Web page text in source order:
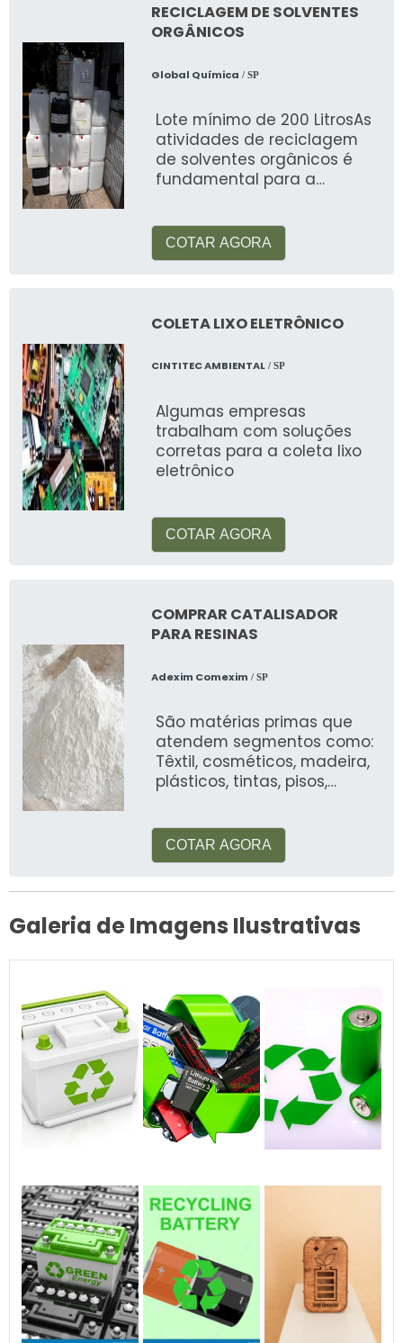
RECICLAGEM DE SOLVENTES
ORGÂNICOS
Global Química / SP
Lote mínimo de 200 LitrosAs
atividades de reciclagem
de solventes orgânicos é
fundamental para a
COTAR AGORA
COLETA LIXO ELETRÔNICO
CINTITEC AMBIENTAL/ SP
Algumas empresas
trabalham com soluções
corretas para a coleta lixo
eletrônico
COTAR AGORA
COMPRAR CATALISADOR
PARA RESINAS
Adexim Comexim / SP
São matérias primas que
atendem segmentos como:
Têxtil, cosméticos, madeira,
plásticos, tintas, pisos,
COTAR AGORA
Galeria de Imagens Ilustrativas